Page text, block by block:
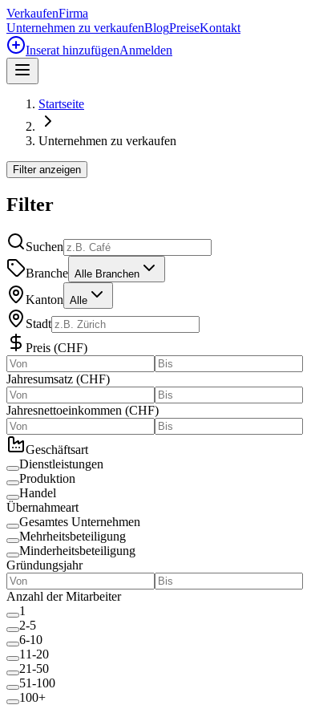
VerkaufenFirma
Unternehmen zu verkaufenBlogPreiseKontakt
Inserat hinzufügenAnmelden
Startseite
Unternehmen zu verkaufen
Filter anzeigen
Filter
Suchen
Branche Alle Branchen
Kanton Alle
Stadt
Preis (CHF)
Jahresumsatz (CHF)
Jahresnettoeinkommen (CHF)
Geschäftsart
Dienstleistungen
Produktion
Handel
Übernahmeart
Gesamtes Unternehmen
Mehrheitsbeteiligung
Minderheitsbeteiligung
Gründungsjahr
Anzahl der Mitarbeiter
1
2-5
6-10
11-20
21-50
51-100
100+